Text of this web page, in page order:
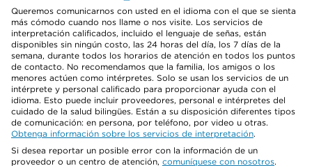
Queremos comunicarnos con usted en el idioma con el que se sienta
más cómodo cuando nos llame o nos visite. Los servicios de
interpretación calificados, incluido el lenguaje de señas, están
disponibles sin ningún costo, las 24 horas del día, los 7 días de la
semana, durante todos los horarios de atención en todos los puntos
de contacto. No recomendamos que la familia, los amigos o los
menores actúen como intérpretes. Solo se usan los servicios de un
intérprete y personal calificado para proporcionar ayuda con el
idioma. Esto puede incluir proveedores, personal e intérpretes del
cuidado de la salud bilingües. Están a su disposición diferentes tipos
de comunicación: en persona, por teléfono, por video u otras.
Obtenga información sobre los servicios de interpretación.
Si desea reportar un posible error con la información de un
proveedor o un centro de atención, comuníquese con nosotros.